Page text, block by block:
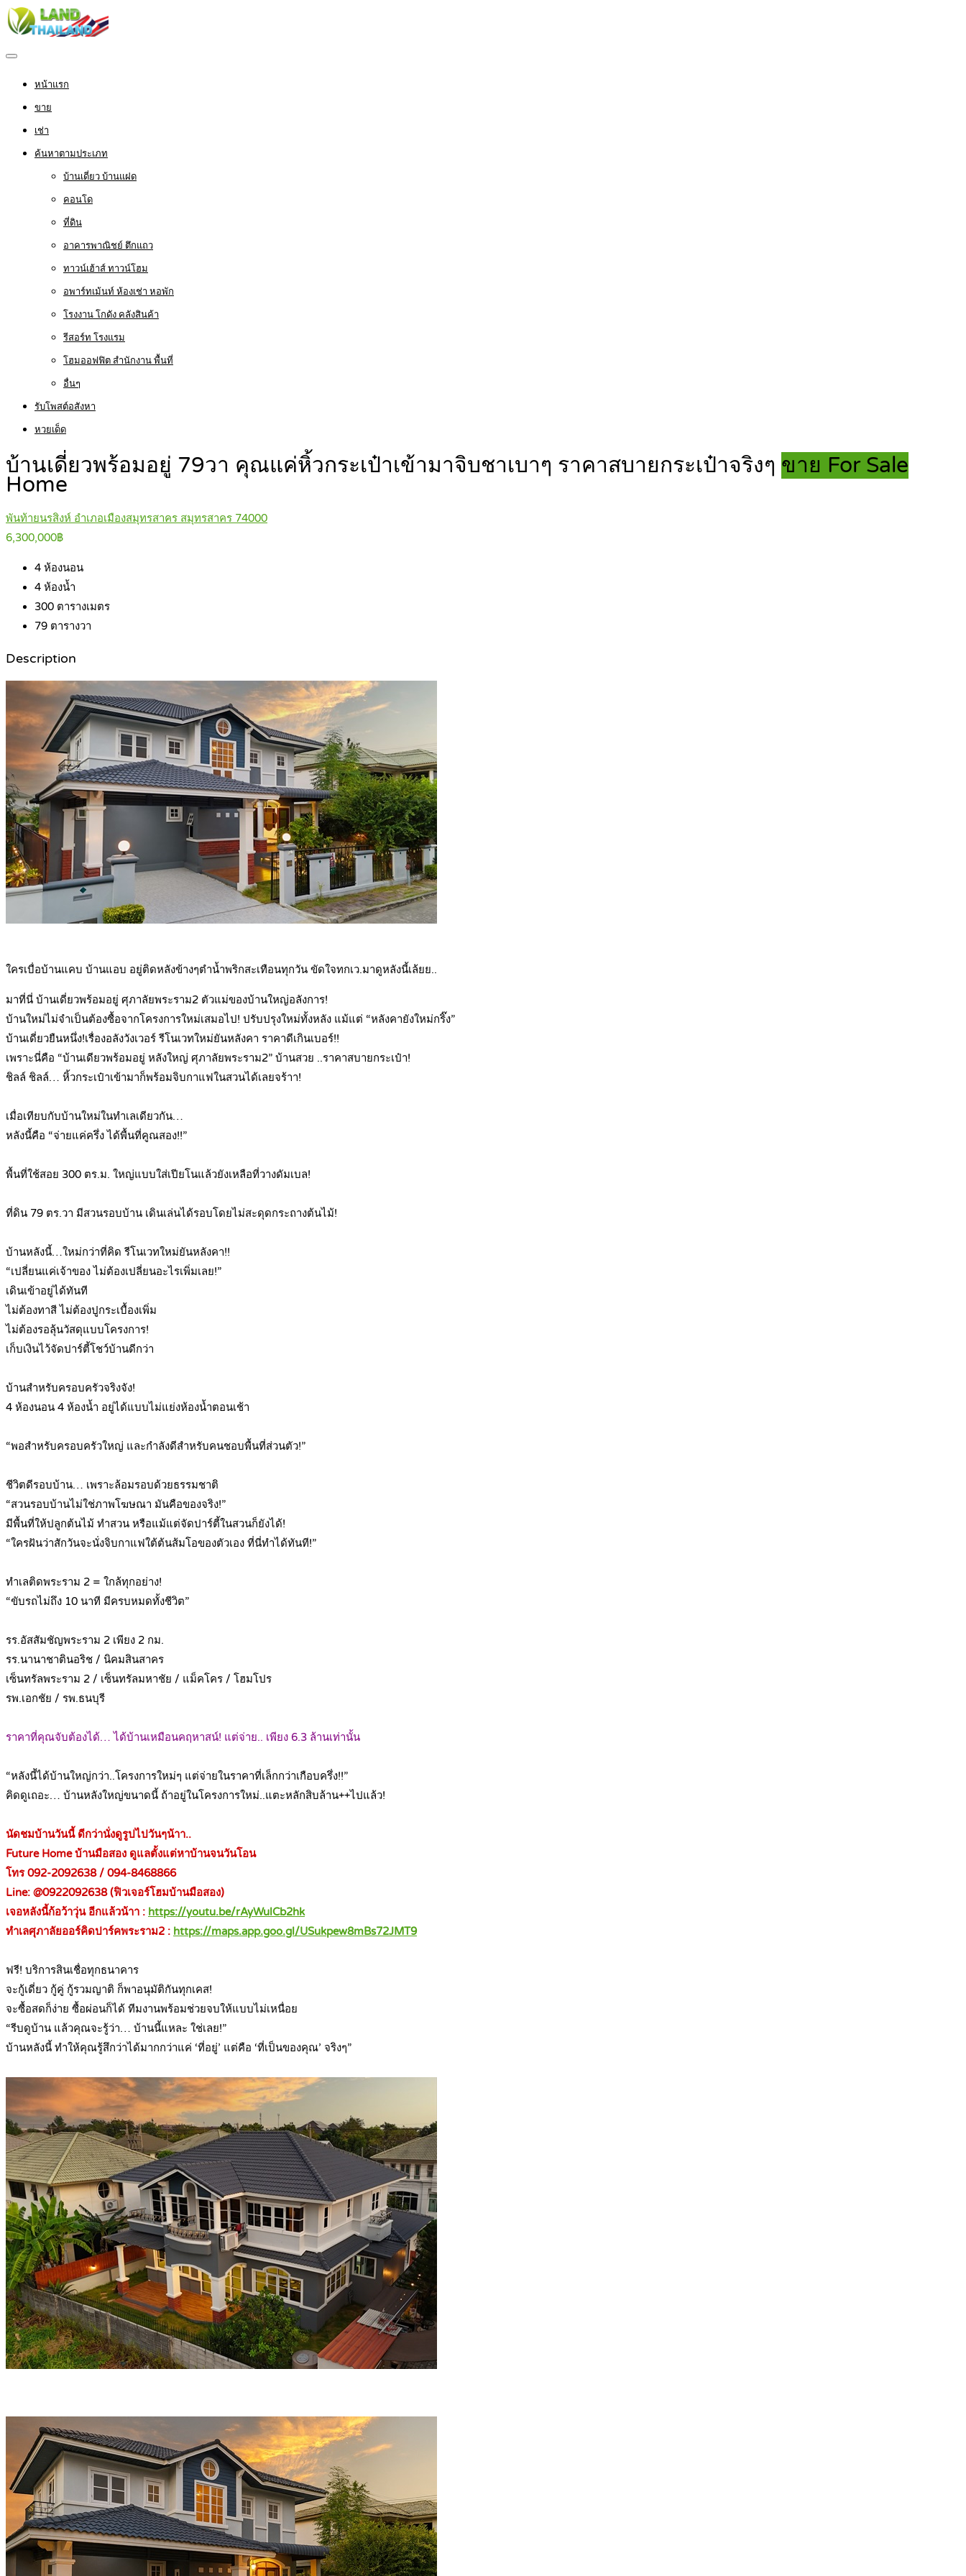
หน้าแรก
ขาย
เช่า
ค้นหาตามประเภท
บ้านเดี่ยว บ้านแฝด
คอนโด
ที่ดิน
อาคารพาณิชย์ ตึกแถว
ทาวน์เฮ้าส์ ทาวน์โฮม
อพาร์ทเม้นท์ ห้องเช่า หอพัก
โรงงาน โกดัง คลังสินค้า
รีสอร์ท โรงแรม
โฮมออฟฟิต สำนักงาน พื้นที่
อื่นๆ
รับโพสต์อสังหา
หวยเด็ด
บ้านเดี่ยวพร้อมอยู่ 79วา คุณแค่หิ้วกระเป๋าเข้ามาจิบชาเบาๆ ราคาสบายกระเป๋าจริงๆ ขาย For Sale
Home
พันท้ายนรสิงห์ อำเภอเมืองสมุทรสาคร สมุทรสาคร 74000
6,300,000฿
4 ห้องนอน
4 ห้องน้ำ
300 ตารางเมตร
79 ตารางวา
Description
ใครเบื่อบ้านแคบ บ้านแอบ อยู่ติดหลังข้างๆตำน้ำพริกสะเทือนทุกวัน ขัดใจทกเว.มาดูหลังนี้เล้ยย..
มาที่นี่ บ้านเดี่ยวพร้อมอยู่ ศุภาลัยพระราม2 ตัวแม่ของบ้านใหญ่อลังการ!
บ้านใหม่ไม่จำเป็นต้องซื้อจากโครงการใหม่เสมอไป! ปรับปรุงใหม่ทั้งหลัง แม้แต่ “หลังคายังใหม่กริ๊ง”
บ้านเดี่ยวยืนหนึ่ง!เรื่องอลังวังเวอร์ รีโนเวทใหม่ยันหลังคา ราคาดีเกินเบอร์!!
เพราะนี่คือ “บ้านเดียวพร้อมอยู่ หลังใหญ่ ศุภาลัยพระราม2” บ้านสวย ..ราคาสบายกระเป๋า!
ชิลล์ ชิลล์… หิ้วกระเป๋าเข้ามาก็พร้อมจิบกาแฟในสวนได้เลยจร้าา!
เมื่อเทียบกับบ้านใหม่ในทำเลเดียวกัน…
หลังนี้คือ “จ่ายแค่ครึ่ง ได้พื้นที่คูณสอง!!”
พื้นที่ใช้สอย 300 ตร.ม. ใหญ่แบบใส่เปียโนแล้วยังเหลือที่วางดัมเบล!
ที่ดิน 79 ตร.วา มีสวนรอบบ้าน เดินเล่นได้รอบโดยไม่สะดุดกระถางต้นไม้!
บ้านหลังนี้…ใหม่กว่าที่คิด รีโนเวทใหม่ยันหลังคา!!
“เปลี่ยนแค่เจ้าของ ไม่ต้องเปลี่ยนอะไรเพิ่มเลย!”
เดินเข้าอยู่ได้ทันที
ไม่ต้องทาสี ไม่ต้องปูกระเบื้องเพิ่ม
ไม่ต้องรอลุ้นวัสดุแบบโครงการ!
เก็บเงินไว้จัดปาร์ตี้โชว์บ้านดีกว่า
บ้านสำหรับครอบครัวจริงจัง!
4 ห้องนอน 4 ห้องน้ำ อยู่ได้แบบไม่แย่งห้องน้ำตอนเช้า
“พอสำหรับครอบครัวใหญ่ และกำลังดีสำหรับคนชอบพื้นที่ส่วนตัว!”
ชีวิตดีรอบบ้าน… เพราะล้อมรอบด้วยธรรมชาติ
“สวนรอบบ้านไม่ใช่ภาพโฆษณา มันคือของจริง!”
มีพื้นที่ให้ปลูกต้นไม้ ทำสวน หรือแม้แต่จัดปาร์ตี้ในสวนก็ยังได้!
“ใครฝันว่าสักวันจะนั่งจิบกาแฟใต้ต้นส้มโอของตัวเอง ที่นี่ทำได้ทันที!”
ทำเลติดพระราม 2 = ใกล้ทุกอย่าง!
“ขับรถไม่ถึง 10 นาที มีครบหมดทั้งชีวิต”
รร.อัสสัมชัญพระราม 2 เพียง 2 กม.
รร.นานาชาตินอริช / นิคมสินสาคร
เซ็นทรัลพระราม 2 / เซ็นทรัลมหาชัย / แม็คโคร / โฮมโปร
รพ.เอกชัย / รพ.ธนบุรี
ราคาที่คุณจับต้องได้… ได้บ้านเหมือนคฤหาสน์! แต่จ่าย.. เพียง 6.3 ล้านเท่านั้น
“หลังนี้ได้บ้านใหญ่กว่า..โครงการใหม่ๆ แต่จ่ายในราคาที่เล็กกว่าเกือบครึ่ง!!”
คิดดูเถอะ… บ้านหลังใหญ่ขนาดนี้ ถ้าอยู่ในโครงการใหม่..แตะหลักสิบล้าน++ไปแล้ว!
นัดชมบ้านวันนี้ ดีกว่านั่งดูรูปไปวันๆน้าา..
Future Home บ้านมือสอง ดูแลตั้งแต่หาบ้านจนวันโอน
โทร 092-2092638 / 094-8468866
Line: @0922092638 (ฟิวเจอร์โฮมบ้านมือสอง)
เจอหลังนี้ก้อว้าวุ่น อีกแล้วน้าา : https://youtu.be/rAyWulCb2hk
ทำเลศุภาลัยออร์คิดปาร์คพระราม2 : https://maps.app.goo.gl/USukpew8mBs72JMT9
ฟรี! บริการสินเชื่อทุกธนาคาร
จะกู้เดี่ยว กู้คู่ กู้รวมญาติ ก็พาอนุมัติกันทุกเคส!
จะซื้อสดก็ง่าย ซื้อผ่อนก็ได้ ทีมงานพร้อมช่วยจบให้แบบไม่เหนื่อย
“รีบดูบ้าน แล้วคุณจะรู้ว่า… บ้านนี้แหละ ใช่เลย!”
บ้านหลังนี้ ทำให้คุณรู้สึกว่าได้มากกว่าแค่ ‘ที่อยู่’ แต่คือ ‘ที่เป็นของคุณ’ จริงๆ”